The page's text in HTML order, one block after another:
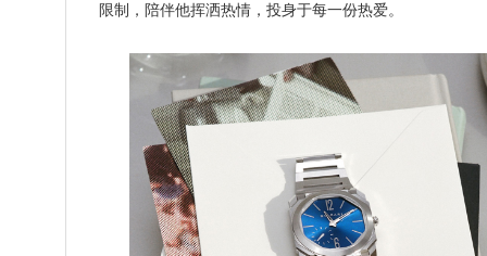
限制，陪伴他挥洒热情，投身于每一份热爱。